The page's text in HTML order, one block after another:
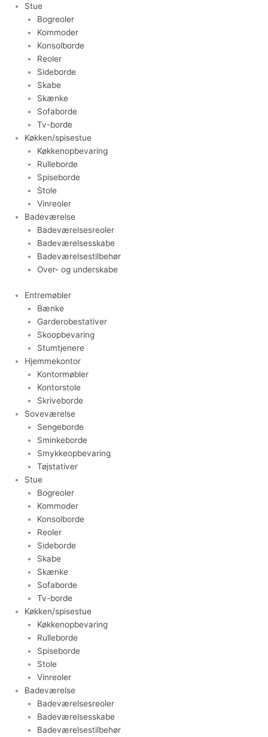
Stue
Bogreoler
Kommoder
Konsolborde
Reoler
Sideborde
Skabe
Skænke
Sofaborde
Tv-borde
Køkken/spisestue
Køkkenopbevaring
Rulleborde
Spiseborde
Stole
Vinreoler
Badeværelse
Badeværelsesreoler
Badeværelsesskabe
Badeværelsestilbehør
Over- og underskabe
Entremøbler
Bænke
Garderobestativer
Skoopbevaring
Stumtjenere
Hjemmekontor
Kontormøbler
Kontorstole
Skriveborde
Soveværelse
Sengeborde
Sminkeborde
Smykkeopbevaring
Tøjstativer
Stue
Bogreoler
Kommoder
Konsolborde
Reoler
Sideborde
Skabe
Skænke
Sofaborde
Tv-borde
Køkken/spisestue
Køkkenopbevaring
Rulleborde
Spiseborde
Stole
Vinreoler
Badeværelse
Badeværelsesreoler
Badeværelsesskabe
Badeværelsestilbehør